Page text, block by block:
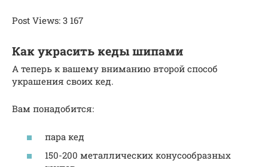
Post Views: 3 167
Как украсить кеды шипами
А теперь к вашему вниманию второй способ
украшения своих кед.
Вам понадобится:
пара кед
150-200 металлических конусообразных